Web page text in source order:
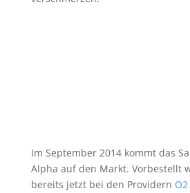
Im September 2014 kommt das
Alpha auf den Markt. Vorbestellt
bereits jetzt bei den Providern O2